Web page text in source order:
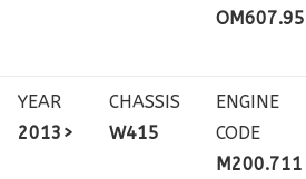
YEAR
2013>
CHASSIS
W415
ENGINE
CODE
M200.711